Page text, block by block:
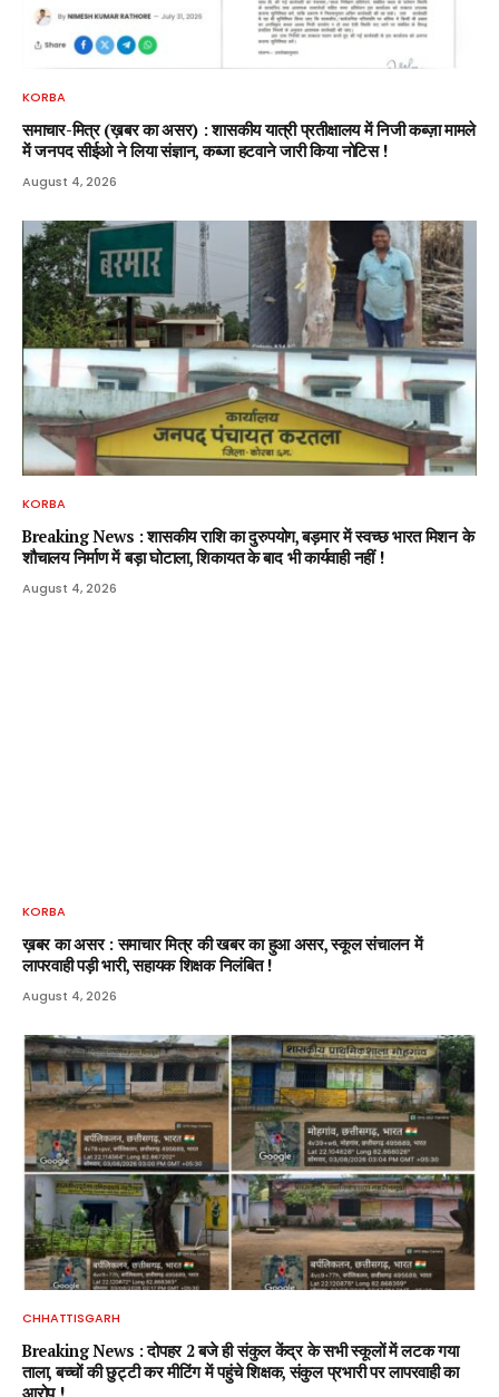
KORBA
समाचार-मित्र (ख़बर का असर) : शासकीय यात्री प्रतीक्षालय में निजी कब्ज़ा मामले
में जनपद सीईओ ने लिया संज्ञान, कब्जा हटवाने जारी किया नोटिस !
August 4, 2026
KORBA
Breaking News : शासकीय राशि का दुरुपयोग, बड़मार में स्वच्छ भारत मिशन के
शौचालय निर्माण में बड़ा घोटाला, शिकायत के बाद भी कार्यवाही नहीं !
August 4, 2026
KORBA
ख़बर का असर : समाचार मित्र की खबर का हुआ असर, स्कूल संचालन में
लापरवाही पड़ी भारी, सहायक शिक्षक निलंबित !
August 4, 2026
CHHATTISGARH
Breaking News : दोपहर 2 बजे ही संकुल केंद्र के सभी स्कूलों में लटक गया
ताला, बच्चों की छुट्टी कर मीटिंग में पहुंचे शिक्षक, संकुल प्रभारी पर लापरवाही का